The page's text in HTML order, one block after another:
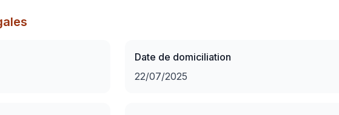
Date de domiciliation
22/07/2025